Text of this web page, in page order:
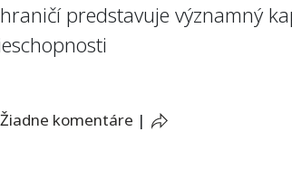
predstavuje významný
Žiadne komentáre |